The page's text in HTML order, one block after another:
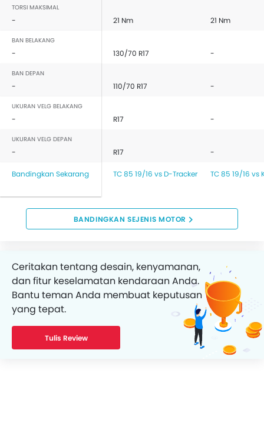
TORSI MAKSIMAL
- 21 Nm 21 Nm
BAN BELAKANG
- 130/70 R17 -
BAN DEPAN
- 110/70 R17 -
UKURAN VELG BELAKANG
- R17 -
UKURAN VELG DEPAN
- R17 -
Bandingkan Sekarang TC 85 19/16 vs D-Tracker TC 85 19/16 vs
BANDINGKAN SEJENIS MOTOR
Ceritakan tentang desain, kenyamanan,
dan fitur keselamatan kendaraan Anda.
Bantu teman Anda membuat keputusan
yang tepat.
Tulis Review